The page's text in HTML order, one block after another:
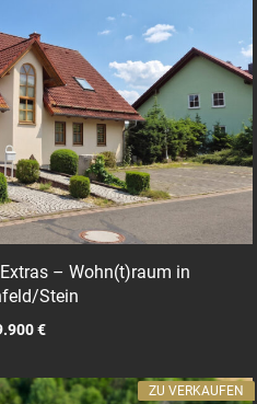
– Wohn(t)raum in
Stein
€
ZU VERKAUFEN